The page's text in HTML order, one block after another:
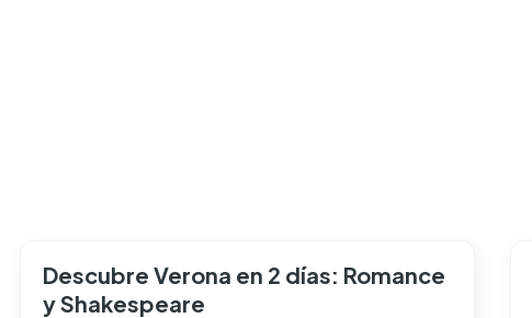
Descubre Verona en 2 días: Romance
y Shakespeare